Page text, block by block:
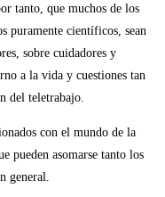
tanto, que muchos de los
puramente científicos, sean
sobre cuidadores y
a la vida y cuestiones tan
del teletrabajo.
con el mundo de la
pueden asomarse tanto los
general.